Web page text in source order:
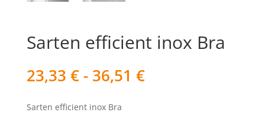
Sarten efficient inox Bra
23,33 € - 36,51 €Rango
de
Sarten efficient inox Bra